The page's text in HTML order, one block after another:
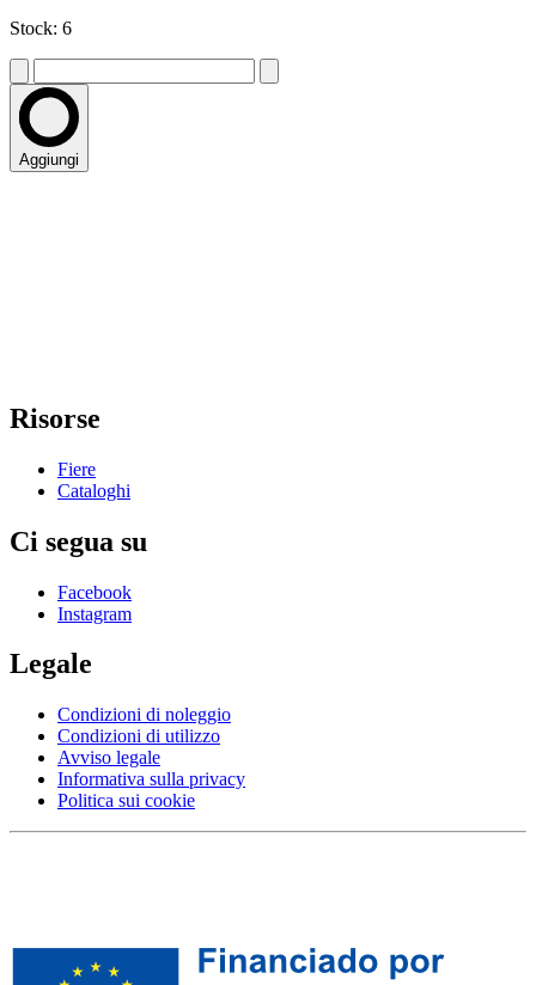
Stock: 6
Aggiungi
Risorse
Fiere
Cataloghi
Ci segua su
Facebook
Instagram
Legale
Condizioni di noleggio
Condizioni di utilizzo
Avviso legale
Informativa sulla privacy
Politica sui cookie